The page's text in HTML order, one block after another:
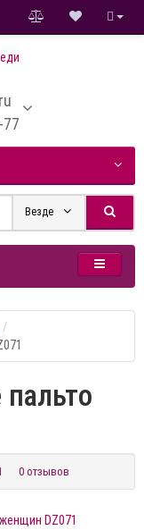
Везде
0 отзывов